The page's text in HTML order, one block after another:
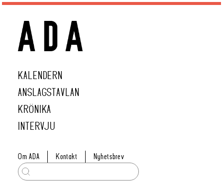
KALENDERN
ANSLAGSTAVLAN
KRÖNIKA
INTERVJU
Om ADA Kontakt Nyhetsbrev